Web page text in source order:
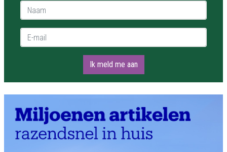
Naam *
E-mail *
Ik meld me aan